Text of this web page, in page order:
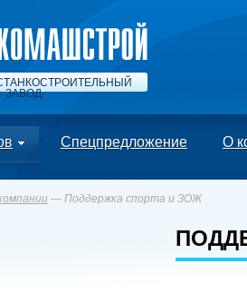
ЗАВОД
Спецпредложение О
— Поддержка спорта и ЗОЖ